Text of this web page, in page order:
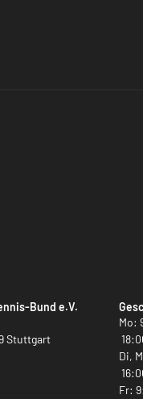
Bund e.V.
Stuttgart
Mo:
Di,
Fr: